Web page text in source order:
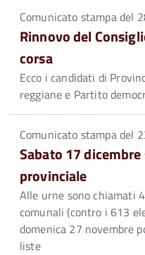
Comunicato stampa del
Rinnovo del
corsa
Ecco i candidati di
reggiane e Partito
Comunicato stampa del
Sabato 17
provinciale
Alle urne sono chiamati
comunali (contro i 613
domenica 27 novembre
liste